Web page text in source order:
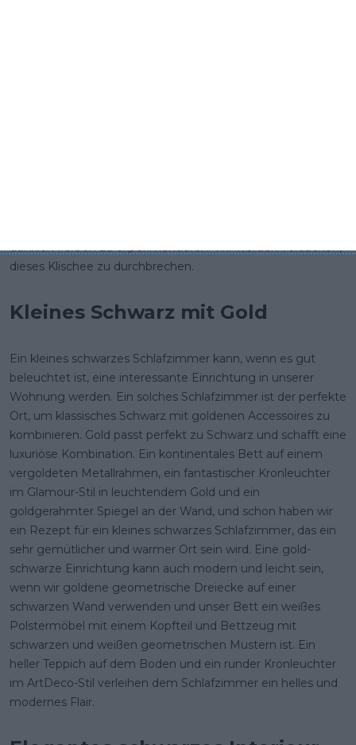
dunklen Farben zu experimentieren. Wir werden versuchen,
dieses Klischee zu durchbrechen.
Kleines Schwarz mit Gold
Ein kleines schwarzes Schlafzimmer kann, wenn es gut
beleuchtet ist, eine interessante Einrichtung in unserer
Wohnung werden. Ein solches Schlafzimmer ist der perfekte
Ort, um klassisches Schwarz mit goldenen Accessoires zu
kombinieren. Gold passt perfekt zu Schwarz und schafft eine
luxuriöse Kombination. Ein kontinentales Bett auf einem
vergoldeten Metallrahmen, ein fantastischer Kronleuchter
im Glamour-Stil in leuchtendem Gold und ein
goldgerahmter Spiegel an der Wand, und schon haben wir
ein Rezept für ein kleines schwarzes Schlafzimmer, das ein
sehr gemütlicher und warmer Ort sein wird. Eine gold-
schwarze Einrichtung kann auch modern und leicht sein,
wenn wir goldene geometrische Dreiecke auf einer
schwarzen Wand verwenden und unser Bett ein weißes
Polstermöbel mit einem Kopfteil und Bettzeug mit
schwarzen und weißen geometrischen Mustern ist. Ein
heller Teppich auf dem Boden und ein runder Kronleuchter
im ArtDeco-Stil verleihen dem Schlafzimmer ein helles und
modernes Flair.